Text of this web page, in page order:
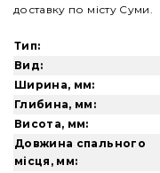
доставку по місту Суми.
Тип:
Вид:
Ширина, мм:
Глибина, мм:
Висота, мм:
Довжина спального
місця, мм: